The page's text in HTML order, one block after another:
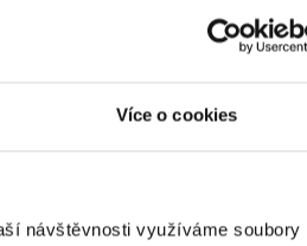
Více o cookies
návštěvnosti využíváme soubory